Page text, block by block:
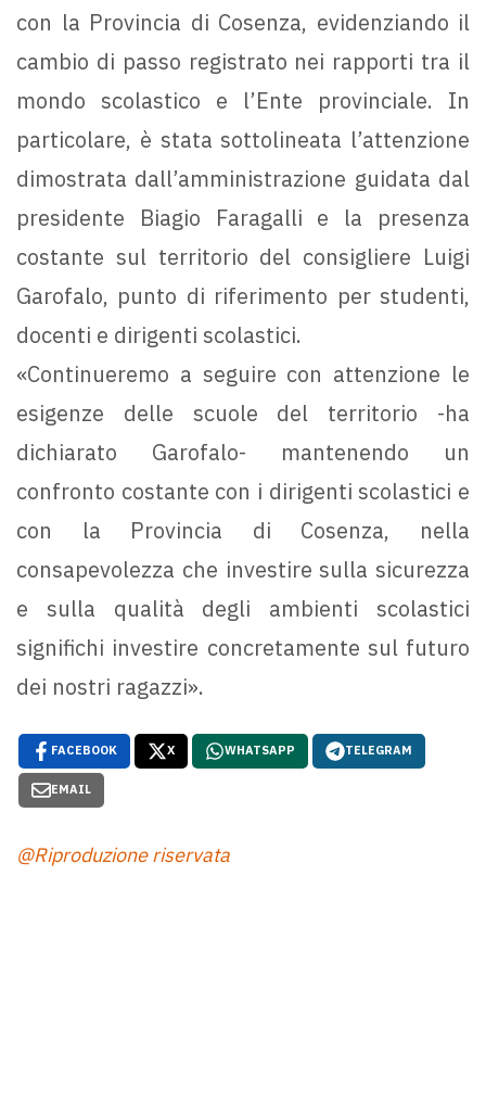
con la Provincia di Cosenza, evidenziando il
cambio di passo registrato nei rapporti tra il
mondo scolastico e l’Ente provinciale. In
particolare, è stata sottolineata l’attenzione
dimostrata dall’amministrazione guidata dal
presidente Biagio Faragalli e la presenza
costante sul territorio del consigliere Luigi
Garofalo, punto di riferimento per studenti,
docenti e dirigenti scolastici.
«Continueremo a seguire con attenzione le
esigenze delle scuole del territorio -ha
dichiarato Garofalo- mantenendo un
confronto costante con i dirigenti scolastici e
con la Provincia di Cosenza, nella
consapevolezza che investire sulla sicurezza
e sulla qualità degli ambienti scolastici
significhi investire concretamente sul futuro
dei nostri ragazzi».
FACEBOOK X WHATSAPP TELEGRAM
EMAIL
@Riproduzione riservata